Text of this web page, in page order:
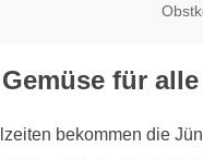
für
bekommen die